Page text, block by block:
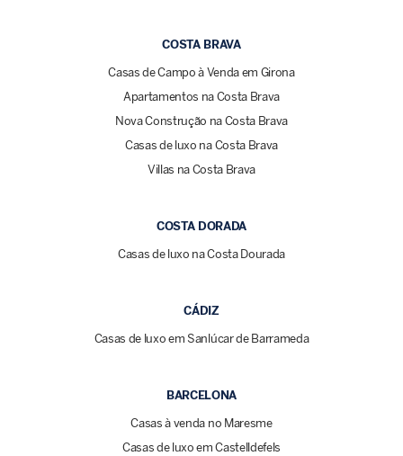
COSTA BRAVA
Casas de Campo à Venda em Girona
Apartamentos na Costa Brava
Nova Construção na Costa Brava
Casas de luxo na Costa Brava
Villas na Costa Brava
COSTA DORADA
Casas de luxo na Costa Dourada
CÁDIZ
Casas de luxo em Sanlúcar de Barrameda
BARCELONA
Casas à venda no Maresme
Casas de luxo em Castelldefels